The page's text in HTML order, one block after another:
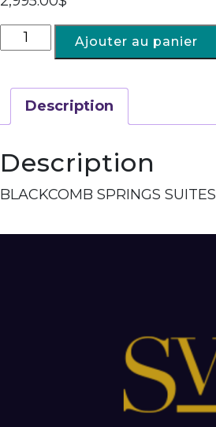
Ajouter au panier
Description
Description
BLACKCOMB SPRINGS SUITES